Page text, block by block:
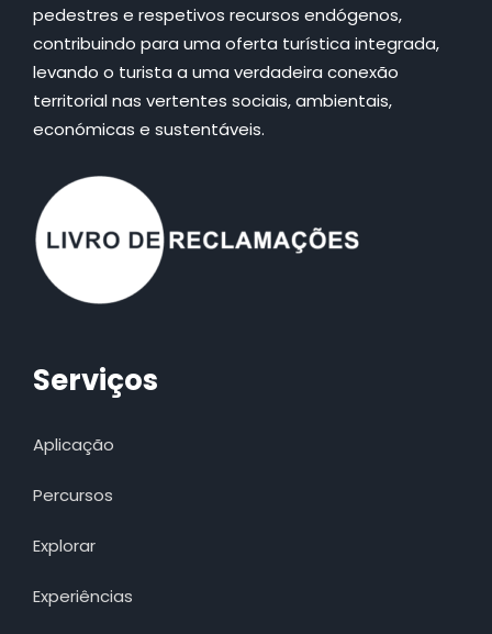
pedestres e respetivos recursos endógenos,
contribuindo para uma oferta turística integrada,
levando o turista a uma verdadeira conexão
territorial nas vertentes sociais, ambientais,
económicas e sustentáveis.
Serviços
Aplicação
Percursos
Explorar
Experiências